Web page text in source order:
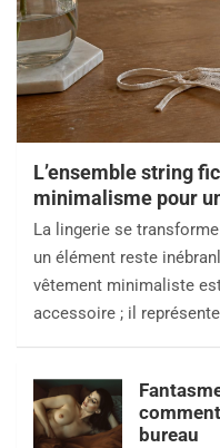
L’ensemble string
minimalisme pour
La lingerie se
un élément reste
vêtement minimaliste
accessoire ; il
bureau